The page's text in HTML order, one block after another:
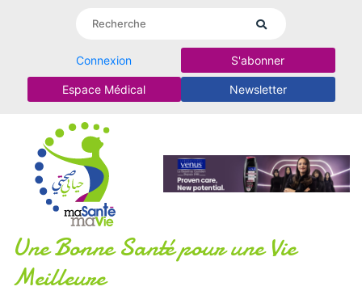
Connexion S'abonner
Espace Médical Newsletter
Une Bonne Santé pour une Vie
Meilleure